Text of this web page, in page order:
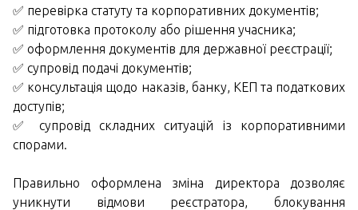
✅ перевірка статуту та корпоративних документів;
✅ підготовка протоколу або рішення учасника;
✅ оформлення документів для державної реєстрації;
✅ супровід подачі документів;
✅ консультація щодо наказів, банку, КЕП та податкових
доступів;
✅ супровід складних ситуацій із корпоративними
спорами.
Правильно оформлена зміна директора дозволяє
уникнути відмови реєстратора, блокування